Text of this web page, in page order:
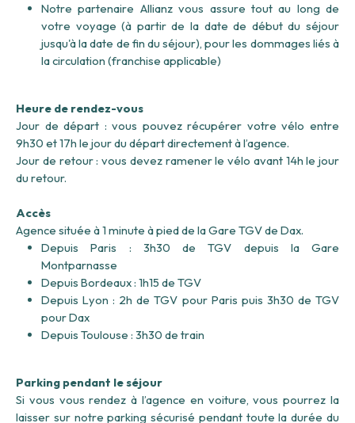
Notre partenaire Allianz vous assure tout au long de
votre voyage (à partir de la date de début du séjour
jusqu'à la date de fin du séjour), pour les dommages liés à
la circulation (franchise applicable)
Heure de rendez-vous
Jour de départ : vous pouvez récupérer votre vélo entre
9h30 et 17h le jour du départ directement à l’agence.
Jour de retour : vous devez ramener le vélo avant 14h le jour
du retour.
Accès
Agence située à 1 minute à pied de la Gare TGV de Dax.
Depuis Paris : 3h30 de TGV depuis la Gare
Montparnasse
Depuis Bordeaux : 1h15 de TGV
Depuis Lyon : 2h de TGV pour Paris puis 3h30 de TGV
pour Dax
Depuis Toulouse : 3h30 de train
Parking pendant le séjour
Si vous vous rendez à l’agence en voiture, vous pourrez la
laisser sur notre parking sécurisé pendant toute la durée du